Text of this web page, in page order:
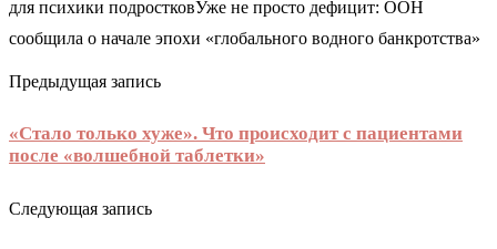
для психики подростковУже не просто дефицит: ООН
сообщила о начале эпохи «глобального водного банкротства»
Предыдущая запись
«Стало только хуже». Что происходит с пациентами
после «волшебной таблетки»
Следующая запись